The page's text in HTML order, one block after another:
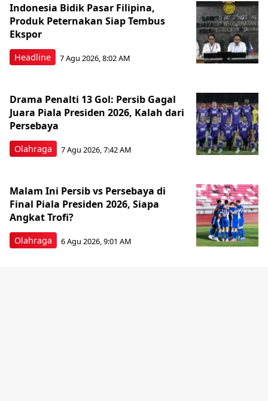
Headline
Indonesia Bidik Pasar Filipina,
Produk Peternakan Siap Tembus
Ekspor
7 Agu 2026, 8:02 AM
Olahraga
Drama Penalti 13 Gol: Persib Gagal
Juara Piala Presiden 2026, Kalah dari
Persebaya
7 Agu 2026, 7:42 AM
Olahraga
Malam Ini Persib vs Persebaya di
Final Piala Presiden 2026, Siapa
Angkat Trofi?
6 Agu 2026, 9:01 AM